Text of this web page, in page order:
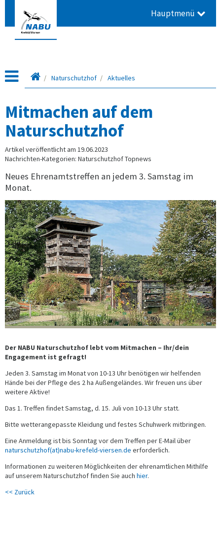
Hauptmenü
Startseite
Naturschutzhof Aktuelles
Mitmachen auf dem
Naturschutzhof
Artikel veröffentlicht am 19.06.2023
Nachrichten-Kategorien: Naturschutzhof Topnews
Neues Ehrenamtstreffen an jedem 3. Samstag im
Monat.
Der NABU Naturschutzhof lebt vom Mitmachen – Ihr/dein
Engagement ist gefragt!
Jeden 3. Samstag im Monat von 10-13 Uhr benötigen wir helfenden
Hände bei der Pflege des 2 ha Außengeländes. Wir freuen uns über
weitere Aktive!
Das 1. Treffen findet Samstag, d. 15. Juli von 10-13 Uhr statt.
Bitte wetterangepasste Kleidung und festes Schuhwerk mitbringen.
Eine Anmeldung ist bis Sonntag vor dem Treffen per E-Mail über
naturschutzhof(at)nabu-krefeld-viersen.de erforderlich.
Informationen zu weiteren Möglichkeiten der ehrenamtlichen Mithilfe
auf unserem Naturschutzhof finden Sie auch hier.
<< Zurück